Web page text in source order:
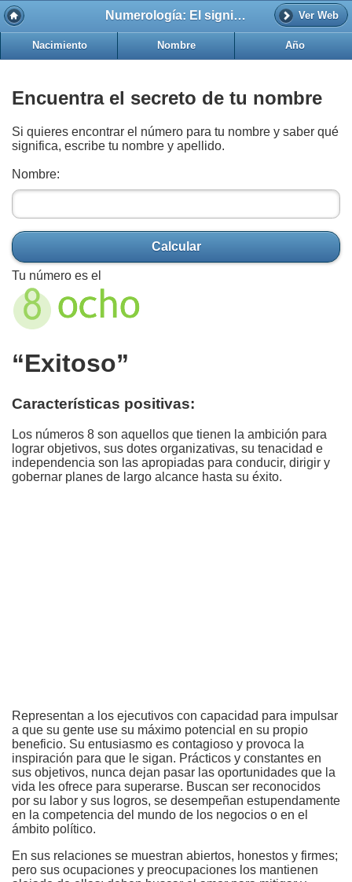
Numerología: El significado del número 8 según tu nombre Ver Web
Nacimiento Nombre Año
Encuentra el secreto de tu nombre
Si quieres encontrar el número para tu nombre y saber qué
significa, escribe tu nombre y apellido.
Nombre:
Calcular
Tu número es el
“Exitoso”
Características positivas:
Los números 8 son aquellos que tienen la ambición para
lograr objetivos, sus dotes organizativas, su tenacidad e
independencia son las apropiadas para conducir, dirigir y
gobernar planes de largo alcance hasta su éxito.
Representan a los ejecutivos con capacidad para impulsar
a que su gente use su máximo potencial en su propio
beneficio. Su entusiasmo es contagioso y provoca la
inspiración para que le sigan. Prácticos y constantes en
sus objetivos, nunca dejan pasar las oportunidades que la
vida les ofrece para superarse. Buscan ser reconocidos
por su labor y sus logros, se desempeñan estupendamente
en la competencia del mundo de los negocios o en el
ámbito político.
En sus relaciones se muestran abiertos, honestos y firmes;
pero sus ocupaciones y preocupaciones los mantienen